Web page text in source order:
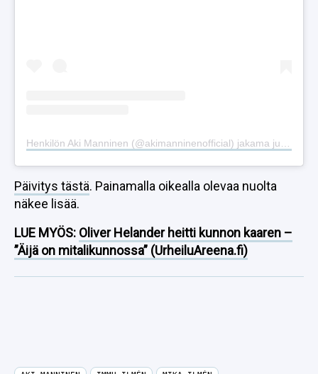
Päivitys tästä. Painamalla oikealla olevaa nuolta
näkee lisää.
LUE MYÖS: Oliver Helander heitti kunnon kaaren –
”Äijä on mitalikunnossa” (UrheiluAreena.fi)